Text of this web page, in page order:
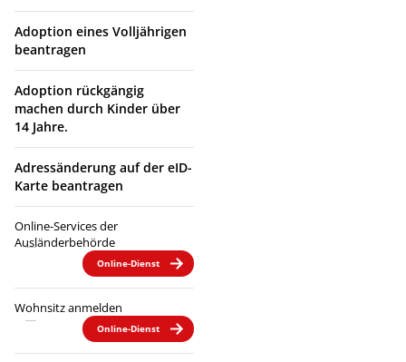
Adoption eines Volljährigen
beantragen
Adoption rückgängig
machen durch Kinder über
14 Jahre.
Adressänderung auf der eID-
Karte beantragen
Online-Services der
Ausländerbehörde
Online-Dienst
Wohnsitz anmelden
Online-Dienst